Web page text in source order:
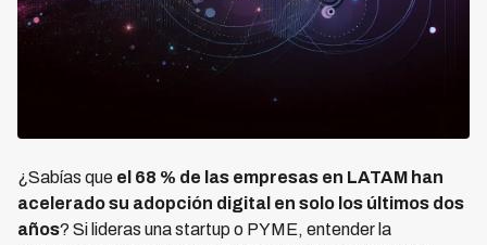
¿Sabías que el 68 % de las empresas en LATAM han
acelerado su adopción digital en solo los últimos dos
años? Si lideras una startup o PYME, entender la